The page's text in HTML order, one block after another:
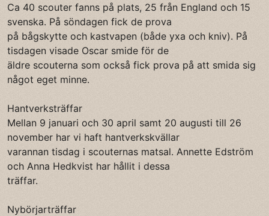
Ca 40 scouter fanns på plats, 25 från England och 15
svenska. På söndagen fick de prova
på bågskytte och kastvapen (både yxa och kniv). På
tisdagen visade Oscar smide för de
äldre scouterna som också fick prova på att smida sig
något eget minne.
Hantverksträffar
Mellan 9 januari och 30 april samt 20 augusti till 26
november har vi haft hantverkskvällar
varannan tisdag i scouternas matsal. Annette Edström
och Anna Hedkvist har hållit i dessa
träffar.
Nybörjarträffar